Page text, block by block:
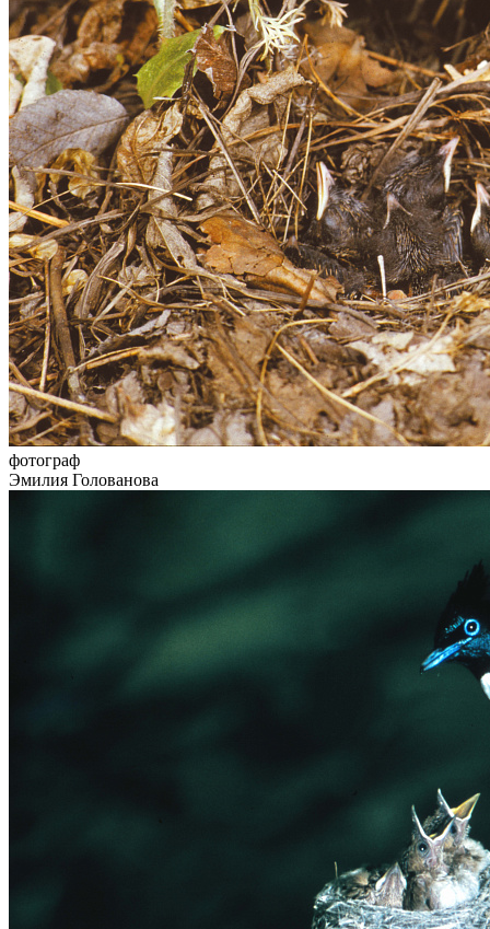
фотограф
Эмилия Голованова